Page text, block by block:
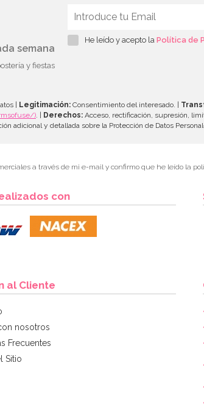
semana
y fiestas
He leído y acepto la Política de
| Legitimación: Consentimiento del interesado. |
) . | Derechos: Acceso, rectificación, supresión,
adicional y detallada sobre la Protección de Datos
a través de mi e-mail y confirmo que he leído la
con
al Cliente
nosotros
Frecuentes
Sitio